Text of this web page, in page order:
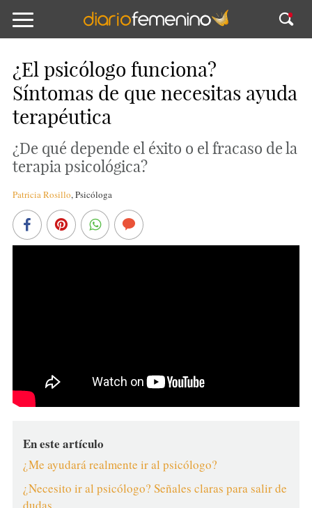
¿El psicólogo funciona?
Síntomas de que necesitas ayuda
terapéutica
¿De qué depende el éxito o el fracaso de la
terapia psicológica?
Patricia Rosillo,Psicóloga
En este artículo
¿Me ayudará realmente ir al psicólogo?
¿Necesito ir al psicólogo? Señales claras para salir de
dudas